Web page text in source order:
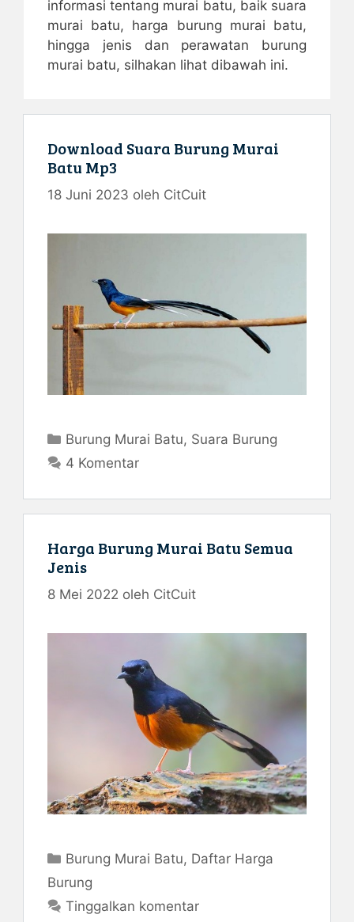
informasi tentang murai batu, baik suara
murai batu, harga burung murai batu,
hingga jenis dan perawatan burung
murai batu, silhakan lihat dibawah ini.
Download Suara Burung Murai
Batu Mp3
18 Juni 2023 oleh CitCuit
Kategori
Burung Murai Batu, Suara Burung
4 Komentar
Harga Burung Murai Batu Semua
Jenis
8 Mei 2022 oleh CitCuit
Kategori
Burung Murai Batu, Daftar Harga
Burung
Tinggalkan komentar